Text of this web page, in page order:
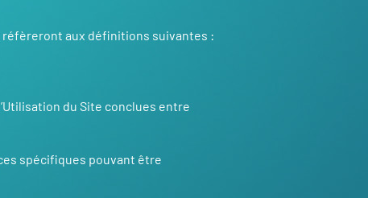
réfèreront aux définitions suivantes :
du Site conclues entre
spécifiques pouvant être